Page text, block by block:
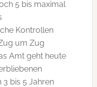
5 bis maximal
Kontrollen
um Zug
Amt geht heute
bis 5 Jahren